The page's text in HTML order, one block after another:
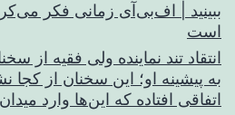
ببینید | اف‌بی‌آی زمانی فکر
است
انتقاد تند نماینده ولی فقیه از
به پیشینه او؛ این سخنان از
اتفاقی افتاده که این‌ها وارد